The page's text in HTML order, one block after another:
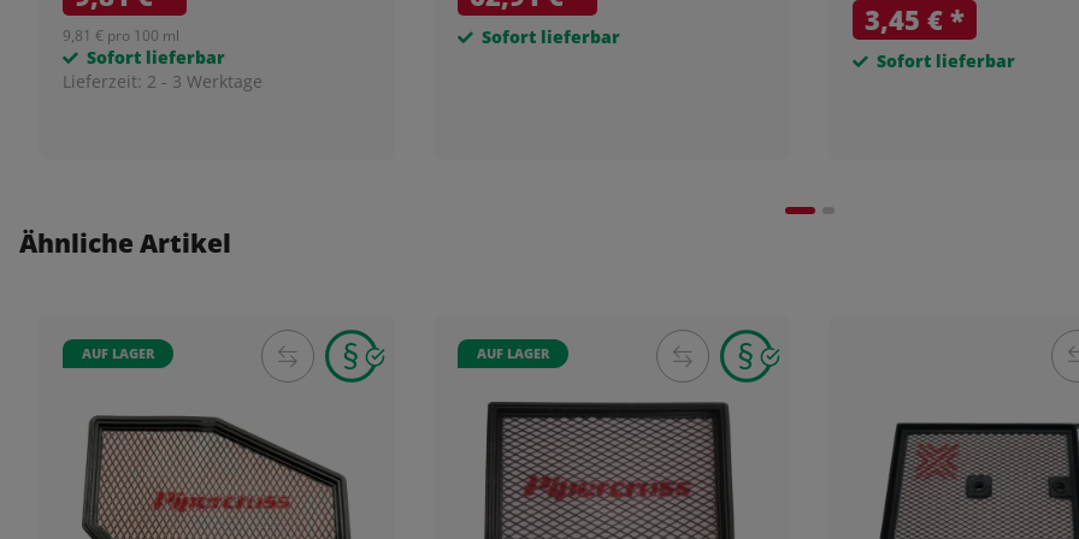
9,81 € pro 100 ml
Sofort lieferbar
Lieferzeit: 2 - 3 Werktage
Sofort lieferbar 3,45 €*
Sofort lieferbar
Ähnliche Artikel
AUF LAGER AUF LAGER